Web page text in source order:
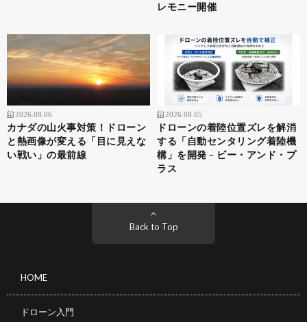
レモニー開催
2026.08.06
カナダの山火事対策！ドローン
と熱画像が変える「目に見えな
い戦い」の最前線
2026.08.05
ドローンの着陸位置ズレを解消
する「自動センタリング着陸機
構」を開発 – ビー・アンド・プ
ラス
Back to Top
HOME
ドローン入門